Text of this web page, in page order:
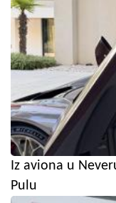
Iz aviona u
Pulu